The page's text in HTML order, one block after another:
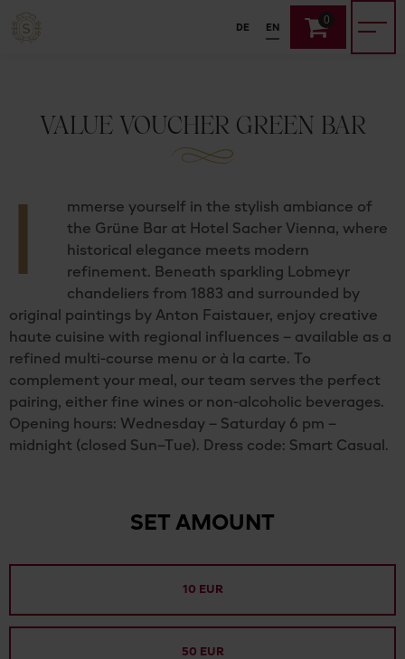
DE EN
0
VALUE VOUCHER GREEN BAR
I
mmerse yourself in the stylish ambiance of
the Grüne Bar at Hotel Sacher Vienna, where
historical elegance meets modern
refinement. Beneath sparkling Lobmeyr
chandeliers from 1883 and surrounded by
original paintings by Anton Faistauer, enjoy creative
haute cuisine with regional influences – available as a
refined multi-course menu or à la carte. To
complement your meal, our team serves the perfect
pairing, either fine wines or non-alcoholic beverages.
Opening hours: Wednesday – Saturday 6 pm –
midnight (closed Sun–Tue). Dress code: Smart Casual.
SET AMOUNT
10 EUR
50 EUR